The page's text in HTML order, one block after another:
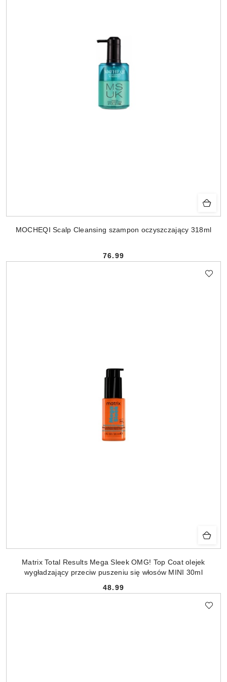
MOCHEQI Scalp Cleansing szampon oczyszczający 318ml
Cena:
76.99
Matrix Total Results Mega Sleek OMG! Top Coat olejek
wygładzający przeciw puszeniu się włosów MINI 30ml
Cena:
48.99